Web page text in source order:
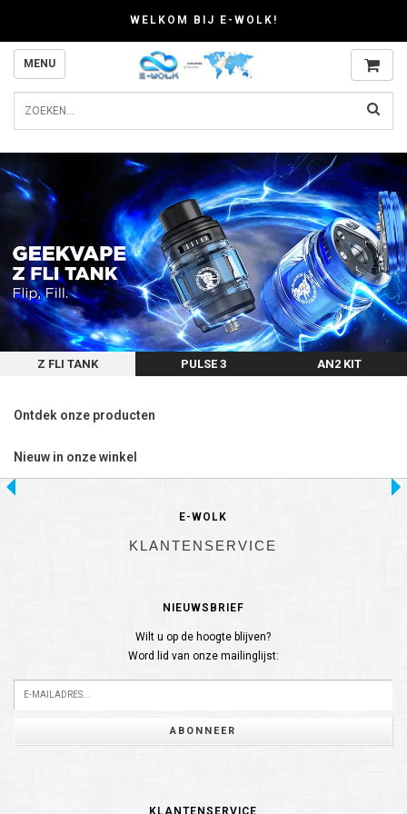
WELKOM BIJ E-WOLK!
MENU
Z FLI TANK PULSE 3 AN2 KIT
Ontdek onze producten
Nieuw in onze winkel
E-WOLK
KLANTENSERVICE
NIEUWSBRIEF
Wilt u op de hoogte blijven?
Word lid van onze mailinglijst:
ABONNEER
KLANTENSERVICE